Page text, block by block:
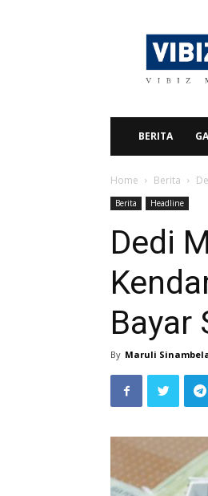
BERITA
Home Berita
Berita Headline
Dedi
Bayar
By Maruli